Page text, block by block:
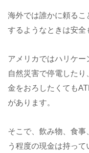
海外では誰かに頼る
するようなときは安全
アメリカではハリケ
自然災害で停電した
金をおろしたくても
があります。
そこで、飲み物、食
う程度の現金は持って